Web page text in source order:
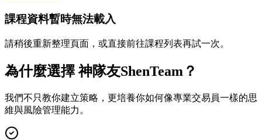
課程資料暫時無法載入
請稍後重新整理頁面，或直接前往課程列表再試一次。
為什麼選擇 神隊友ShenTeam？
我們不只教你建立策略，更培養你如何像專業交易員一樣的思
維與風險管理能力。